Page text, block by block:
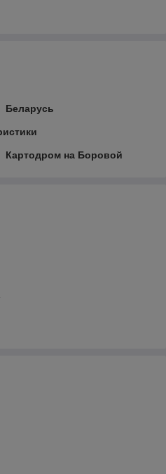
Беларусь
Картодром на Боровой